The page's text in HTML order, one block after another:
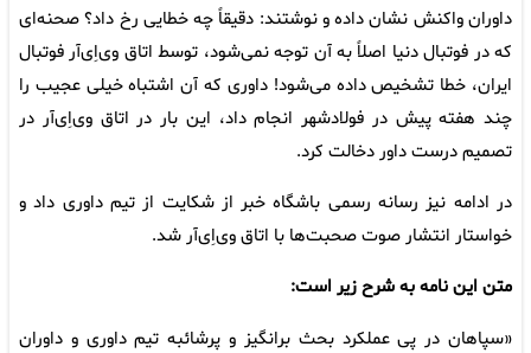
داوران واکنش نشان داده و نوشتند: دقیقاً چه خطایی رخ داد؟ صحنه‌ای
که در فوتبال دنیا اصلاً به آن توجه نمی‌شود، توسط اتاق وی‌اِی‌آر فوتبال
ایران، خطا تشخیص داده می‌شود! داوری که آن اشتباه خیلی عجیب را
چند هفته پیش در فولادشهر انجام داد، این ‌بار در اتاق وی‌اِی‌آر در
تصمیم درست داور دخالت کرد.
در ادامه نیز رسانه رسمی باشگاه خبر از شکایت از تیم داوری داد و
خواستار انتشار صوت صحبت‌ها با اتاق وی‌اِی‌آر شد.
متن این نامه به شرح زیر است:
«سپاهان در پی عملکرد بحث برانگیز و پرشائبه تیم داوری و داوران